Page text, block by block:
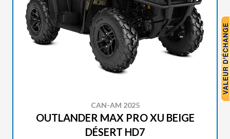
CAN-AM 2025
OUTLANDER MAX PRO XU BEIGE
DÉSERT HD7